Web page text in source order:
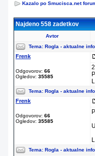
Kazalo po Smucisca.net
Najdeno 558 zadetkov
Avtor
Tema: Rogla - aktualne
Frenk
Odgovorov: 66
Ogledov: 35585
Tema: Rogla - aktualne
Frenk
Odgovorov: 66
Ogledov: 35585
Tema: Rogla - aktualne